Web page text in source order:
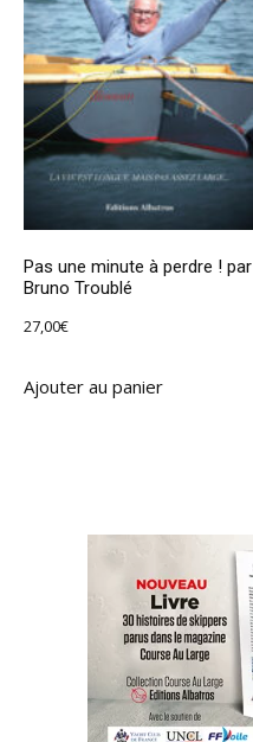
Pas une minute à perdre ! par
Bruno Troublé
27,00€
Ajouter au panier